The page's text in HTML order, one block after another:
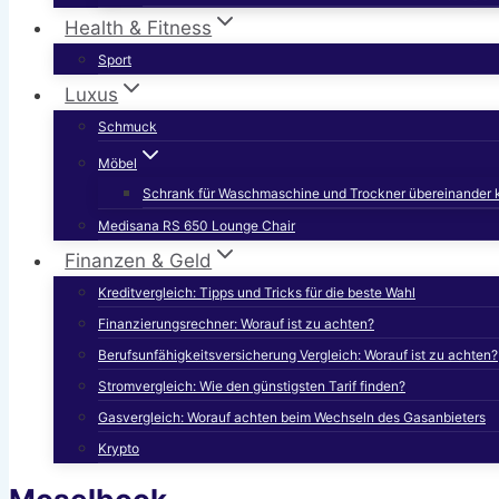
Health & Fitness
Sport
Luxus
Schmuck
Möbel
Schrank für Waschmaschine und Trockner übereinander
Medisana RS 650 Lounge Chair
Finanzen & Geld
Kreditvergleich: Tipps und Tricks für die beste Wahl
Finanzierungsrechner: Worauf ist zu achten?
Berufsunfähigkeitsversicherung Vergleich: Worauf ist zu achten?
Stromvergleich: Wie den günstigsten Tarif finden?
Gasvergleich: Worauf achten beim Wechseln des Gasanbieters
Krypto